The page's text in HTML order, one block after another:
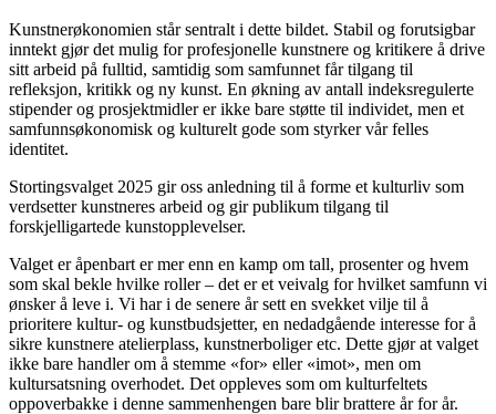
Kunstnerøkonomien står sentralt i dette bildet. Stabil og forutsigbar
inntekt gjør det mulig for profesjonelle kunstnere og kritikere å drive
sitt arbeid på fulltid, samtidig som samfunnet får tilgang til
refleksjon, kritikk og ny kunst. En økning av antall indeksregulerte
stipender og prosjektmidler er ikke bare støtte til individet, men et
samfunnsøkonomisk og kulturelt gode som styrker vår felles
identitet.
Stortingsvalget 2025 gir oss anledning til å forme et kulturliv som
verdsetter kunstneres arbeid og gir publikum tilgang til
forskjelligartede kunstopplevelser.
Valget er åpenbart er mer enn en kamp om tall, prosenter og hvem
som skal bekle hvilke roller – det er et veivalg for hvilket samfunn vi
ønsker å leve i. Vi har i de senere år sett en svekket vilje til å
prioritere kultur- og kunstbudsjetter, en nedadgående interesse for å
sikre kunstnere atelierplass, kunstnerboliger etc. Dette gjør at valget
ikke bare handler om å stemme «for» eller «imot», men om
kultursatsning overhodet. Det oppleves som om kulturfeltets
oppoverbakke i denne sammenhengen bare blir brattere år for år.